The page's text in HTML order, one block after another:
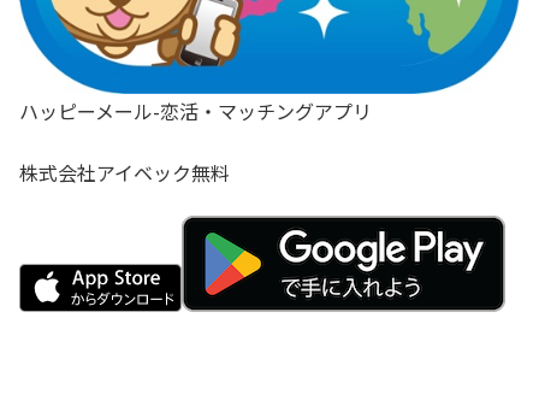
ハッピーメール-恋活・マッチングアプリ
株式会社アイベック無料